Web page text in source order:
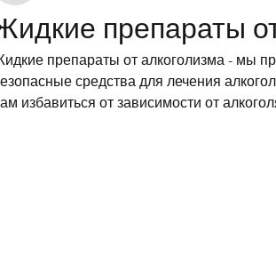
препараты
препараты от алкоголизма - мы
средства для лечения
избавиться от зависимости от